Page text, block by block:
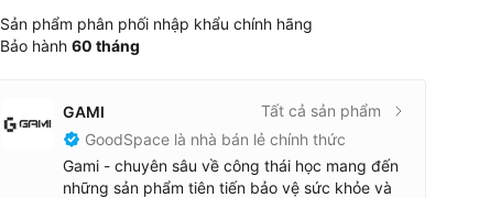
Sản phẩm phân phối nhập khẩu chính hãng
Bảo hành60 tháng
GAMI
Tất cả sản phẩm
GoodSpace là nhà bán lẻ chính thức
Gami - chuyên sâu về công thái học mang đến
những sản phẩm tiên tiến bảo vệ sức khỏe và